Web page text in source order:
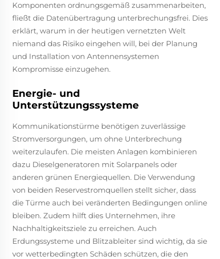
Komponenten ordnungsgemäß zusammenarbeiten,
fließt die Datenübertragung unterbrechungsfrei. Dies
erklärt, warum in der heutigen vernetzten Welt
niemand das Risiko eingehen will, bei der Planung
und Installation von Antennensystemen
Kompromisse einzugehen.
Energie- und
Unterstützungssysteme
Kommunikationstürme benötigen zuverlässige
Stromversorgungen, um ohne Unterbrechung
weiterzulaufen. Die meisten Anlagen kombinieren
dazu Dieselgeneratoren mit Solarpanels oder
anderen grünen Energiequellen. Die Verwendung
von beiden Reservestromquellen stellt sicher, dass
die Türme auch bei veränderten Bedingungen online
bleiben. Zudem hilft dies Unternehmen, ihre
Nachhaltigkeitsziele zu erreichen. Auch
Erdungssysteme und Blitzableiter sind wichtig, da sie
vor wetterbedingten Schäden schützen, die den